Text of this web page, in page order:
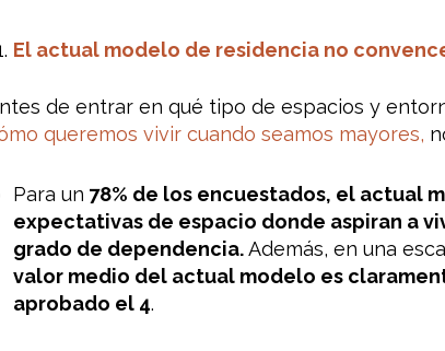
El actual modelo de residencia no
de entrar en qué tipo de espacios y
queremos vivir cuando seamos mayores,
Para un 78% de los encuestados, el actual
expectativas de espacio donde aspiran a
grado de dependencia.Además, en una
valor medio del actual modelo es
aprobado el 4.